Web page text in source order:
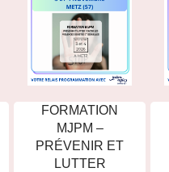
FORMATION
MJPM –
PRÉVENIR ET
LUTTER